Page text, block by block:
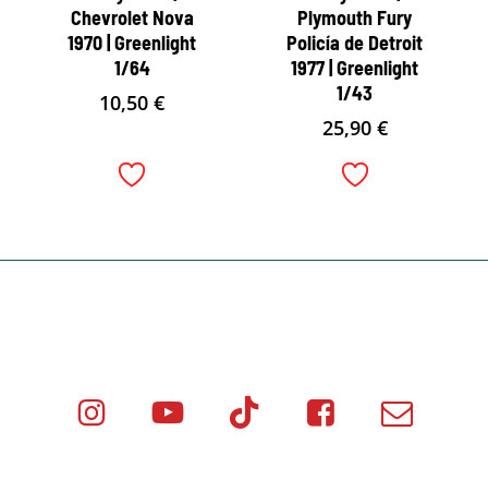
Chevrolet Nova
1970 | Greenlight
1/64
10,50€
Plymouth Fury
Policía de Detroit
1977 | Greenlight
1/43
25,90 €
Minicar Tok
Minicar Minicar